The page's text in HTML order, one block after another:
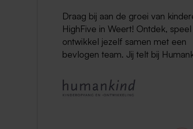
Draag bij aan de groei van
HighFive in Weert! Ontdek,
ontwikkel jezelf samen met een
bevlogen team. Jij telt bij